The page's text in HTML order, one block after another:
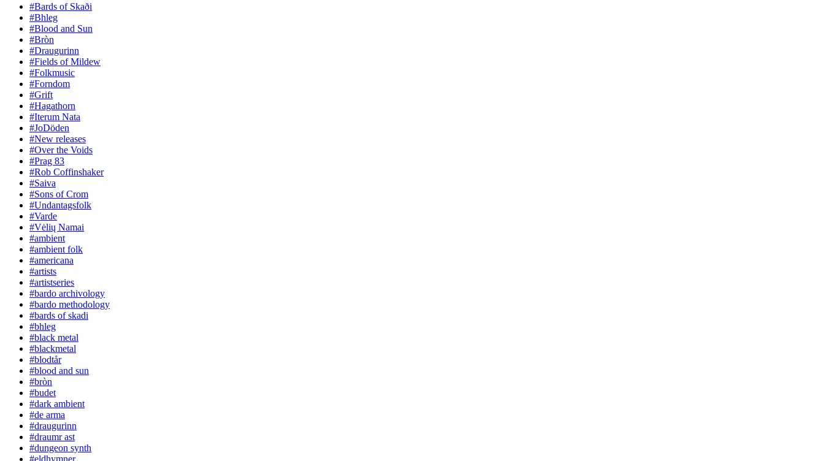
#Bards of Skaði
#Bhleg
#Blood and Sun
#Bròn
#Draugurinn
#Fields of Mildew
#Folkmusic
#Forndom
#Grift
#Hagathorn
#Iterum Nata
#JoDöden
#New releases
#Over the Voids
#Prag 83
#Rob Coffinshaker
#Saiva
#Sons of Crom
#Undantagsfolk
#Varde
#Vėlių Namai
#ambient
#ambient folk
#americana
#artists
#artistseries
#bardo archivology
#bardo methodology
#bards of skadi
#bhleg
#black metal
#blackmetal
#blodtår
#blood and sun
#bròn
#budet
#dark ambient
#de arma
#draugurinn
#draumr ast
#dungeon synth
#eldhymner